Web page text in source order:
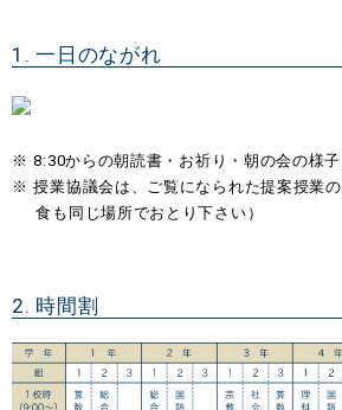
1. 一日のながれ
8:30からの朝読書・お祈り・朝の会の様子
授業協議会は、ご覧になられた提案授業
食も同じ場所でおとり下さい）
2. 時間割